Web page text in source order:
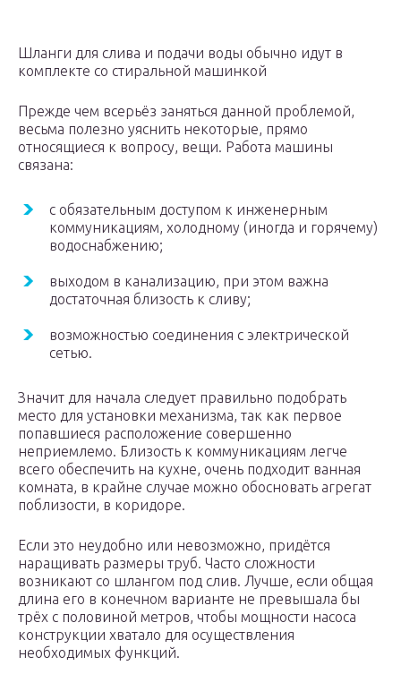
Шланги для слива и подачи воды обычно идут в
комплекте со стиральной машинкой
Прежде чем всерьёз заняться данной проблемой,
весьма полезно уяснить некоторые, прямо
относящиеся к вопросу, вещи. Работа машины
связана:
с обязательным доступом к инженерным
коммуникациям, холодному (иногда и горячему)
водоснабжению;
выходом в канализацию, при этом важна
достаточная близость к сливу;
возможностью соединения с электрической
сетью.
Значит для начала следует правильно подобрать
место для установки механизма, так как первое
попавшиеся расположение совершенно
неприемлемо. Близость к коммуникациям легче
всего обеспечить на кухне, очень подходит ванная
комната, в крайне случае можно обосновать агрегат
поблизости, в коридоре.
Если это неудобно или невозможно, придётся
наращивать размеры труб. Часто сложности
возникают со шлангом под слив. Лучше, если общая
длина его в конечном варианте не превышала бы
трёх с половиной метров, чтобы мощности насоса
конструкции хватало для осуществления
необходимых функций.